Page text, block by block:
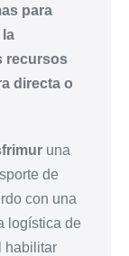
para
recursos
directa o
una
de
con una
logística de
habilitar